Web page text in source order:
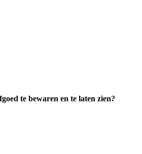
te bewaren en te laten zien?